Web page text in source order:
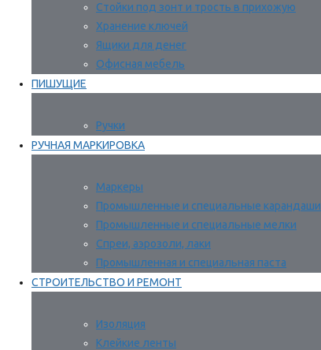
Стойки под зонт и трость в прихожую
Хранение ключей
Ящики для денег
Офисная мебель
ПИШУЩИЕ
Ручки
РУЧНАЯ МАРКИРОВКА
Маркеры
Промышленные и специальные карандаши
Промышленные и специальные мелки
Спреи, аэрозоли, лаки
Промышленная и специальная паста
СТРОИТЕЛЬСТВО И РЕМОНТ
Изоляция
Клейкие ленты